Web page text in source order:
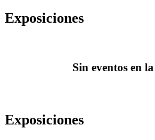
Exposiciones
Sin eventos en
Exposiciones